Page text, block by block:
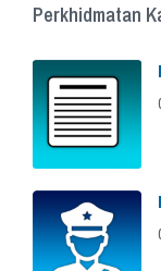
Perkhidmatan